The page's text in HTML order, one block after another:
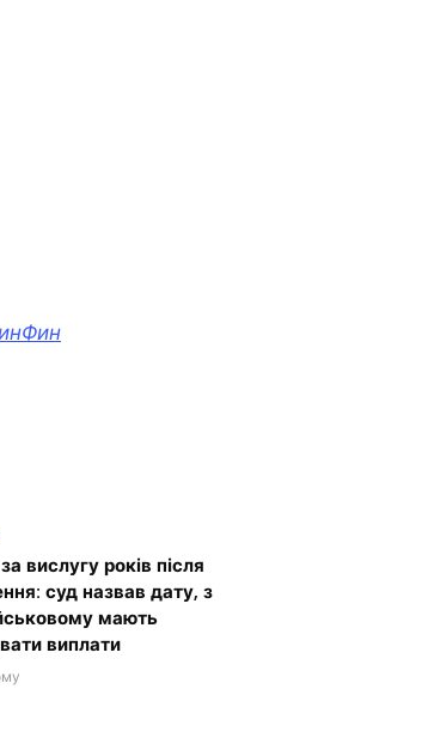
вислугу років після
суд назвав дату, з
мають
виплати